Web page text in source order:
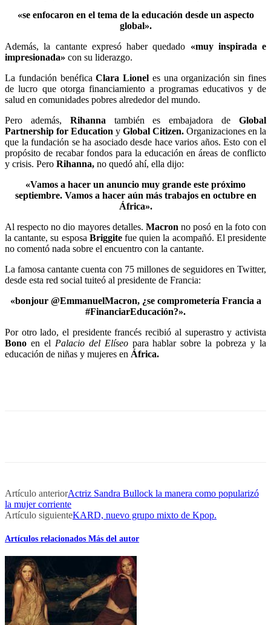
«se enfocaron en el tema de la educación desde un aspecto
global».
Además, la cantante expresó haber quedado «muy inspirada e
impresionada» con su liderazgo.
La fundación benéficaClara Lionel es una organización sin fines
de lucro que otorga financiamiento a programas educativos y de
salud en comunidades pobres alrededor del mundo.
Pero además, Rihanna también es embajadora deGlobal
Partnership for Education y Global Citizen. Organizaciones en la
que la fundación se ha asociado desde hace varios años. Esto con el
propósito de recabar fondos para la educación en áreas de conflicto
y crisis. Pero Rihanna, no quedó ahí, ella dijo:
«Vamos a hacer un anuncio muy grande este próximo
septiembre. Vamos a hacer aún más trabajos en octubre en
África».
Al respecto no dio mayores detalles. Macron no posó en la foto con
la cantante, su esposa Briggitefue quien la acompañó. El presidente
no comentó nada sobre el encuentro con la cantante.
La famosa cantante cuenta con 75 millones de seguidores en Twitter,
desde esta red social tuiteó al presidente de Francia:
«bonjour @EmmanuelMacron, ¿se comprometería Francia a
#FinanciarEducación?».
Por otro lado, el presidente francés recibió al superastro y activista
Bono en el Palacio del Elíseopara hablar sobre la pobreza y la
educación de niñas y mujeres en África.
Artículo anteriorActriz Sandra Bullock la manera como popularizó
la mujer corriente
Artículo siguienteKARD, nuevo grupo mixto de Kpop.
Artículos relacionados Más del autor